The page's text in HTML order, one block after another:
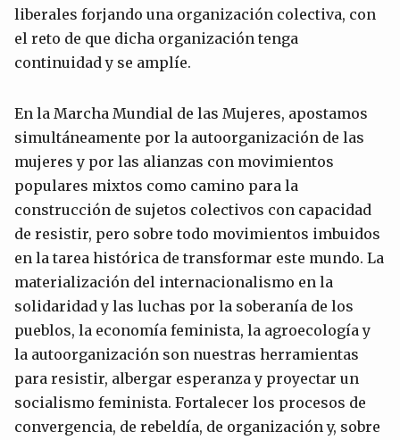
liberales forjando una organización colectiva, con
el reto de que dicha organización tenga
continuidad y se amplíe.
En la Marcha Mundial de las Mujeres, apostamos
simultáneamente por la autoorganización de las
mujeres y por las alianzas con movimientos
populares mixtos como camino para la
construcción de sujetos colectivos con capacidad
de resistir, pero sobre todo movimientos imbuidos
en la tarea histórica de transformar este mundo. La
materialización del internacionalismo en la
solidaridad y las luchas por la soberanía de los
pueblos, la economía feminista, la agroecología y
la autoorganización son nuestras herramientas
para resistir, albergar esperanza y proyectar un
socialismo feminista. Fortalecer los procesos de
convergencia, de rebeldía, de organización y, sobre